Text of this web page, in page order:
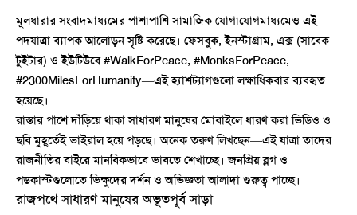
মূলধারার সংবাদমাধ্যমের পাশাপাশি সামাজিক যোগাযোগমাধ্যমেও এই
পদযাত্রা ব্যাপক আলোড়ন সৃষ্টি করেছে। ফেসবুক, ইনস্টাগ্রাম, এক্স (সাবেক
টুইটার) ও ইউটিউবে #WalkForPeace, #MonksForPeace,
#2300MilesForHumanity—এই হ্যাশট্যাগগুলো লক্ষাধিকবার ব্যবহৃত
হয়েছে।
রাস্তার পাশে দাঁড়িয়ে থাকা সাধারণ মানুষের মোবাইলে ধারণ করা ভিডিও ও
ছবি মুহূর্তেই ভাইরাল হয়ে পড়ছে। অনেক তরুণ লিখছেন—এই যাত্রা তাদের
রাজনীতির বাইরে মানবিকভাবে ভাবতে শেখাচ্ছে। জনপ্রিয় ব্লগ ও
পডকাস্টগুলোতে ভিক্ষুদের দর্শন ও অভিজ্ঞতা আলাদা গুরুত্ব পাচ্ছে।
রাজপথে সাধারণ মানুষের অভূতপূর্ব সাড়া